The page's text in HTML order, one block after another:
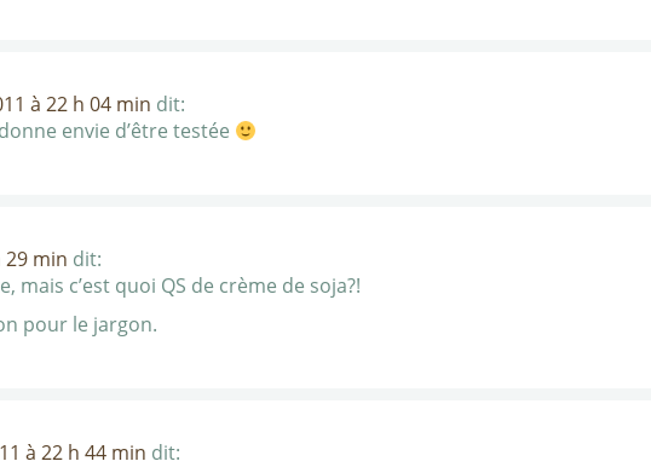
à 22 h 04 min dit:
envie d’être testée
29 min dit:
c’est quoi QS de crème de soja?!
pour le jargon.
à 22 h 44 min dit: